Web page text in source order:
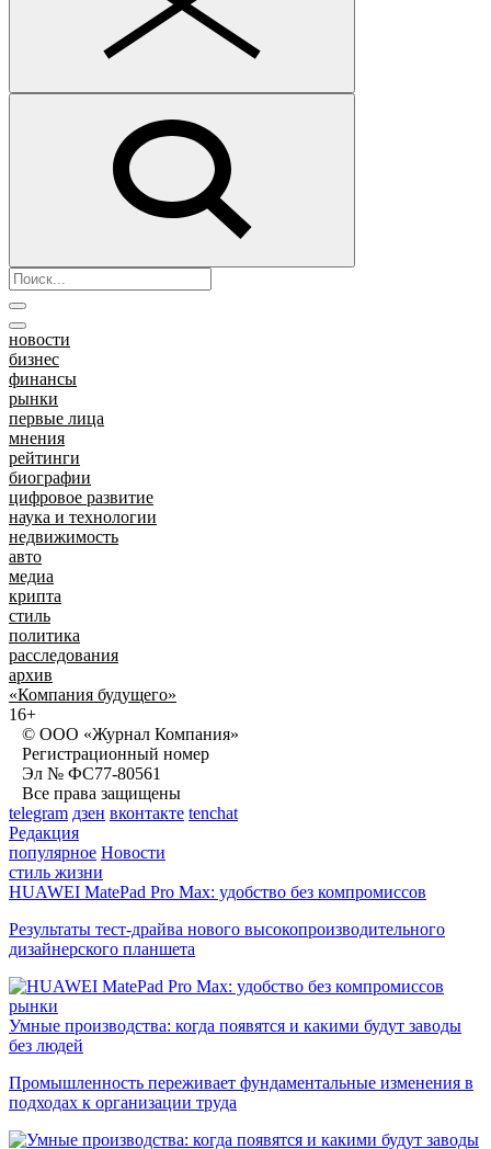
новости
бизнес
финансы
рынки
первые лица
мнения
рейтинги
биографии
цифровое развитие
наука и технологии
недвижимость
авто
медиа
крипта
стиль
политика
расследования
архив
«Компания будущего»
16+
© ООО «Журнал Компания»
Регистрационный номер
Эл № ФС77-80561
Все права защищены
telegram дзен вконтакте tenchat
Редакция
популярное Новости
стиль жизни
HUAWEI MatePad Pro Max: удобство без компромиссов
Результаты тест-драйва нового высокопроизводительного
дизайнерского планшета
рынки
Умные производства: когда появятся и какими будут заводы
без людей
Промышленность переживает фундаментальные изменения в
подходах к организации труда